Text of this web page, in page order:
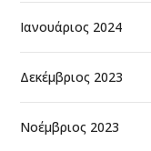
Ιανουάριος 2024
Δεκέμβριος 2023
Νοέμβριος 2023